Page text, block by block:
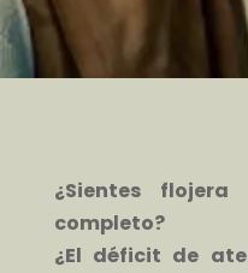
¿Sientes
completo?
¿El déficit de